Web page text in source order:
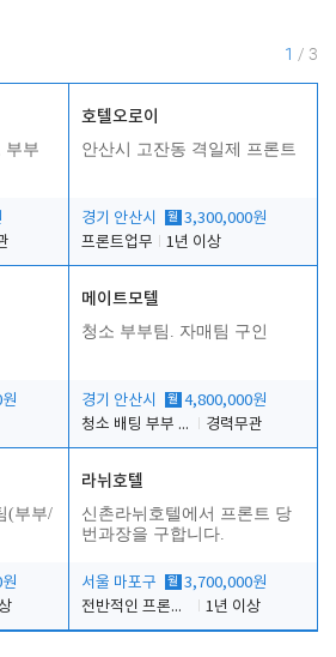
1 / 3
부부
호텔오로이
안산시 고잔동 격일제 프론트
경기 안산시 월 3,300,000원
프론트업무
1년 이상
메이트모텔
청소 부부팀. 자매팀 구인
경기 안산시 월 4,800,000원
청소 배팅 부부 구합니다
경력무관
(부부/
라뉘호텔
신촌라뉘호텔에서 프론트 당
번과장을 구합니다.
서울 마포구 월 3,700,000원
전반적인 프론트 당번업무
1년 이상